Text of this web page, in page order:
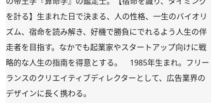
を計る】生まれた日で決まる、人の性格、一生のバイオリ
ズム、宿命を読み解き、好機で勝負にでれるよう人生の伴
走者を目指す。なかでも起業家やスタートアップ向けに戦
略的な人生の指南を得意とする。 1985年生まれ。フリー
ランスのクリエイティブディレクターとして、広告業界の
デザインに長く携わる。